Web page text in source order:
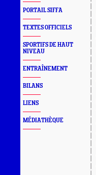
PORTAIL SIFFA
TEXTES OFFICIELS
SPORTIFS DE HAUT
NIVEAU
ENTRAÎNEMENT
BILANS
LIENS
MÉDIATHÈQUE